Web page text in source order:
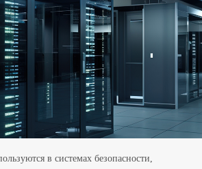
в системах безопасности,